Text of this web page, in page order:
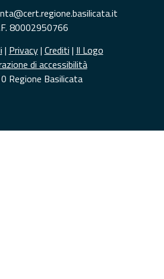
80002950766
| Privacy| Crediti | Il Logo
di accessibilità
Regione Basilicata